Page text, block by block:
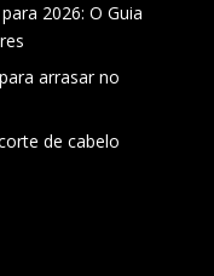
2026: O Guia
arrasar no
de cabelo